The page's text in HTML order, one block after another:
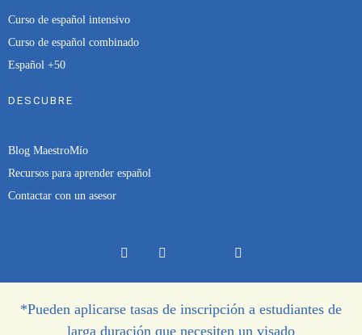
Curso de español intensivo
Curso de español combinado
Español +50
DESCUBRE
Blog MaestroMío
Recursos para aprender español
Contactar con un asesor
*Pueden aplicarse tasas de inscripción a estudiantes de
larga duración que necesiten un visado